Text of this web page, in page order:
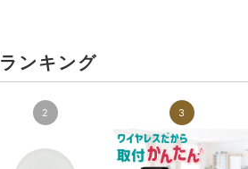
ランキング
2 3